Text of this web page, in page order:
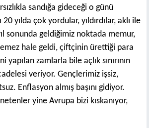
sandığa gideceği o günü
yılda çok yordular, yıldırdılar, aklı ile
sonunda geldiğimiz noktada memur,
hale geldi, çiftçinin ürettiği para
zamlarla bile açlık sınırının
veriyor. Gençlerimiz işsiz,
Enflasyon almış başını gidiyor.
yine Avrupa bizi kıskanıyor,